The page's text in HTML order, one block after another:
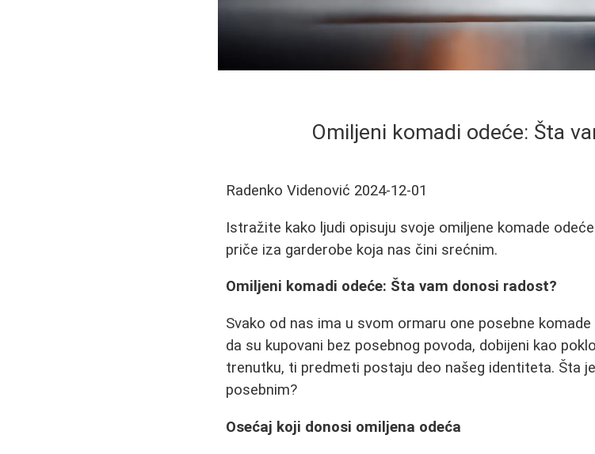
Omiljeni komadi odeće: Šta
Radenko Videnović 2024-12-01
Istražite kako ljudi opisuju svoje omiljene komade
priče iza garderobe koja nas čini srećnim.
Omiljeni komadi odeće: Šta vam donosi radost?
Svako od nas ima u svom ormaru one posebne
da su kupovani bez posebnog povoda, dobijeni kao
trenutku, ti predmeti postaju deo našeg identiteta. Šta
posebnim?
Osećaj koji donosi omiljena odeća